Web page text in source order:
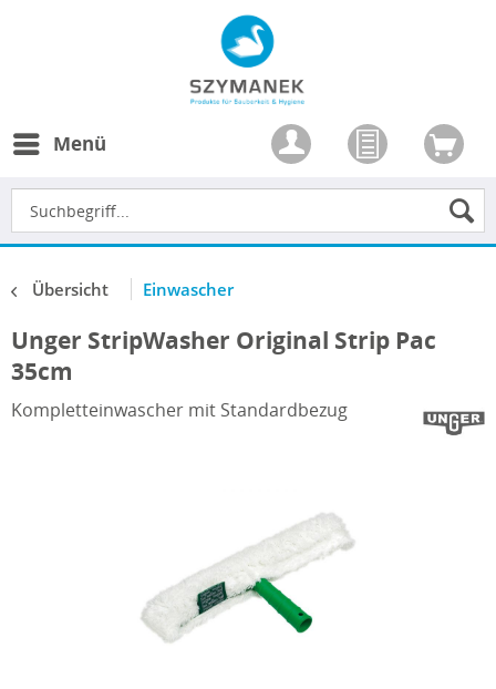
Menü
Übersicht Einwascher
Unger StripWasher Original Strip Pac
35cm
Kompletteinwascher mit Standardbezug